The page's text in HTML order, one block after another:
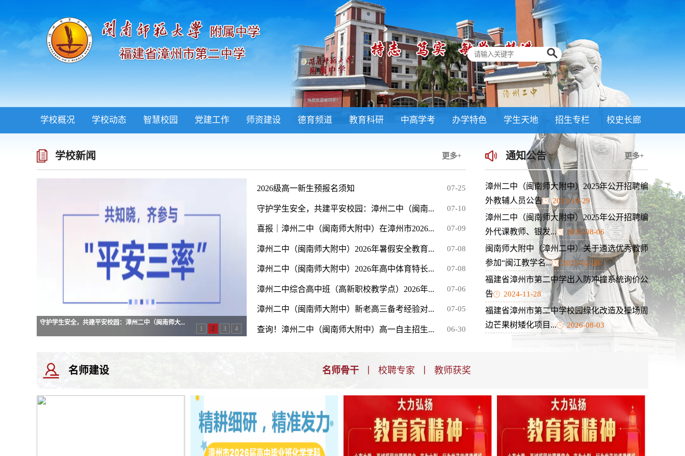
学校概况 学校动态 智慧校园 党建工作 师资建设 德育频道 教育科研 中高学考 办学特色 学生天地 招生专栏 校史长廊
更多+
学校新闻
守护学生安全，共建平安校园：漳州二中（闽南师大...
1
2 3 4
07-25
2026级高一新生预报名须知
07-10
守护学生安全，共建平安校园：漳州二中（闽南...
07-09
喜报｜漳州二中（闽南师大附中）在漳州市2026...
07-08
漳州二中（闽南师大附中）2026年暑假安全教育...
07-08
漳州二中（闽南师大附中）2026年高中体育特长...
07-06
漳州二中综合高中班（高新职校教学点）2026年...
07-05
漳州二中（闽南师大附中）新老高三备考经验对...
06-30
查询！漳州二中（闽南师大附中）高一自主招生...
更多+
通知公告
漳州二中（闽南师大附中）2025年公开招聘编
外教辅人员公告
2025-10-29
漳州二中（闽南师大附中）2025年公开招聘编
外代课教师、银发...
2025-08-06
闽南师大附中（漳州二中）关于遴选优秀教师
参加“闽江教学名...
2025-02-28
福建省漳州市第二中学出入防冲撞系统询价公
告
2024-11-28
福建省漳州市第二中学校园绿化改造及操场周
边芒果树矮化项目...
2026-08-03
名师建设 名师骨干 校聘专家 教师获奖